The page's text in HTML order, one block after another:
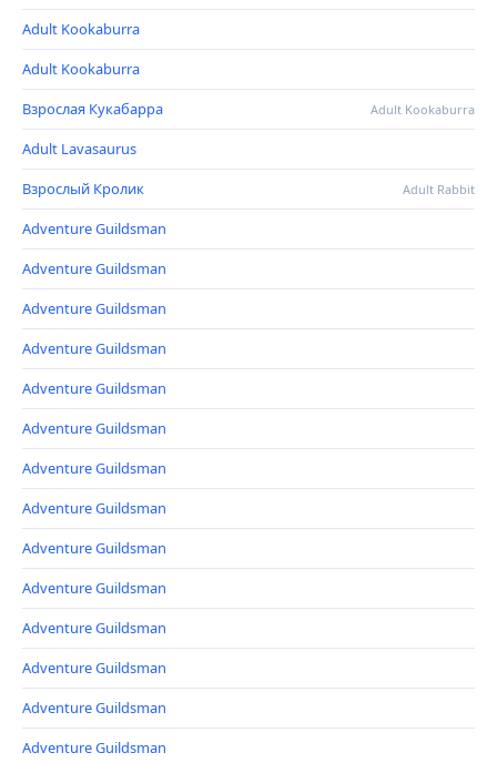
Adult Kookaburra
Adult Kookaburra
Взрослая Кукабарра
Adult Kookaburra
Adult Lavasaurus
Взрослый Кролик
Adult Rabbit
Adventure Guildsman
Adventure Guildsman
Adventure Guildsman
Adventure Guildsman
Adventure Guildsman
Adventure Guildsman
Adventure Guildsman
Adventure Guildsman
Adventure Guildsman
Adventure Guildsman
Adventure Guildsman
Adventure Guildsman
Adventure Guildsman
Adventure Guildsman